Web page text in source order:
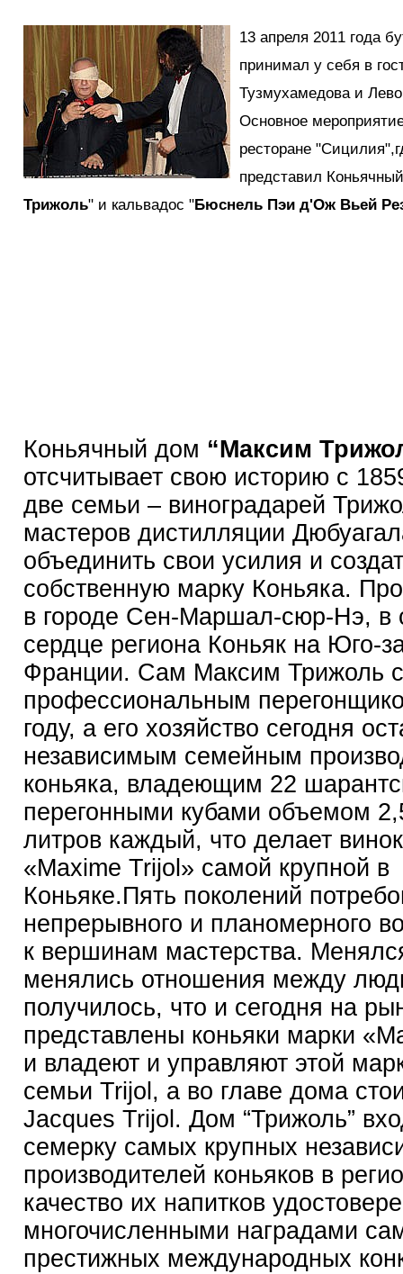
13 апреля 2011 года
принимал у себя в
Тузмухамедова и
Основное
ресторане
представил
Трижоль" и кальвадос "Бюснель Пэи д'Ож Вьей
Коньячный дом “Максим
отсчитывает свою историю с
две семьи – виноградарей
мастеров дистилляции
объединить свои усилия и
собственную марку Коньяка.
в городе Сен-Маршал-сюр-Нэ, в
сердце региона Коньяк на Юго-
Франции. Сам Максим Трижоль
профессиональным
году, а его хозяйство сегодня
независимым семейным
коньяка, владеющим 22
перегонными кубами объемом
литров каждый, что делает
«Maxime Trijol» самой крупной в
Коньяке.Пять поколений
непрерывного и планомерного
к вершинам мастерства.
менялись отношения между
получилось, что и сегодня на
представлены коньяки марки
и владеют и управляют этой
семьи Trijol, а во главе дома
Jacques Trijol. Дом “Трижоль”
семерку самых крупных
производителей коньяков в
качество их напитков
многочисленными наградами
престижных международных